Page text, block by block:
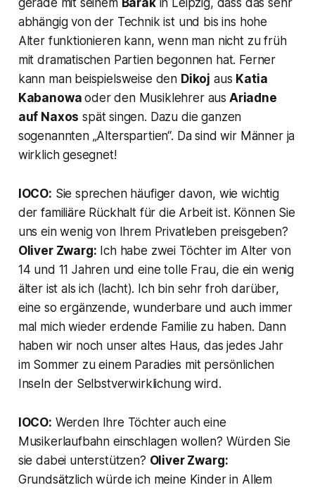
abhängig von der Technik ist und bis ins hohe
Alter funktionieren kann, wenn man nicht zu früh
mit dramatischen Partien begonnen hat. Ferner
kann man beispielsweise den Dikoj aus Katia
Kabanowa oder den Musiklehrer aus Ariadne
auf Naxos spät singen. Dazu die ganzen
sogenannten „Alterspartien“. Da sind wir Männer ja
wirklich gesegnet!
IOCO: Sie sprechen häufiger davon, wie wichtig
der familiäre Rückhalt für die Arbeit ist. Können Sie
uns ein wenig von Ihrem Privatleben preisgeben?
Oliver Zwarg: Ich habe zwei Töchter im Alter von
14 und 11 Jahren und eine tolle Frau, die ein wenig
älter ist als ich (lacht). Ich bin sehr froh darüber,
eine so ergänzende, wunderbare und auch immer
mal mich wieder erdende Familie zu haben. Dann
haben wir noch unser altes Haus, das jedes Jahr
im Sommer zu einem Paradies mit persönlichen
Inseln der Selbstverwirklichung wird.
IOCO: Werden Ihre Töchter auch eine
Musikerlaufbahn einschlagen wollen? Würden Sie
sie dabei unterstützen? Oliver Zwarg:
Grundsätzlich würde ich meine Kinder in Allem